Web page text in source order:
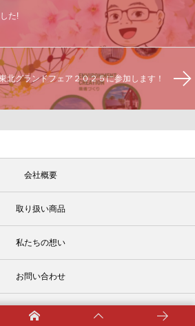
た!
北グランドフェア２０２５に参加します！
会社概要
取り扱い商品
私たちの想い
お問い合わせ
ページ （壁紙プレゼント）